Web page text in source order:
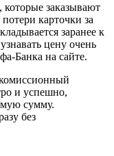
которые заказывают
карточки за
заранее к
цену очень
Банка на сайте.
и успешно,
сумму.
без